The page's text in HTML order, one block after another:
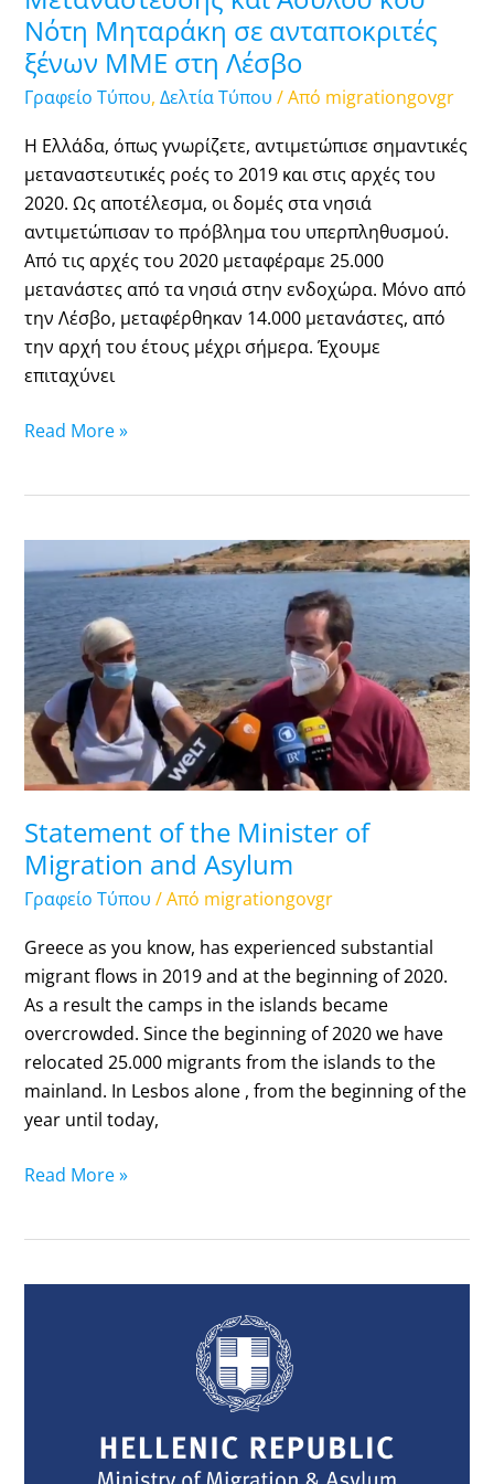
Νότη Μηταράκη σε ανταποκριτές
ξένων ΜΜΕ στη Λέσβο
Γραφείο Τύπου, Δελτία Τύπου / Από migrationgovgr
Η Ελλάδα, όπως γνωρίζετε, αντιμετώπισε σημαντικές
μεταναστευτικές ροές το 2019 και στις αρχές του
2020. Ως αποτέλεσμα, οι δομές στα νησιά
αντιμετώπισαν το πρόβλημα του υπερπληθυσμού.
Από τις αρχές του 2020 μεταφέραμε 25.000
μετανάστες από τα νησιά στην ενδοχώρα. Μόνο από
την Λέσβο, μεταφέρθηκαν 14.000 μετανάστες, από
την αρχή του έτους μέχρι σήμερα. Έχουμε
επιταχύνει
ΜΜΕ
στη
Λέσβο
Read More »
Statement of the Minister of
Migration and Asylum
Γραφείο Τύπου / Από migrationgovgr
Greece as you know, has experienced substantial
migrant flows in 2019 and at the beginning of 2020.
As a result the camps in the islands became
overcrowded. Since the beginning of 2020 we have
relocated 25.000 migrants from the islands to the
mainland. In Lesbos alone , from the beginning of the
year until today,
the
Minister
of
Migration
and
Asylum
Read More »